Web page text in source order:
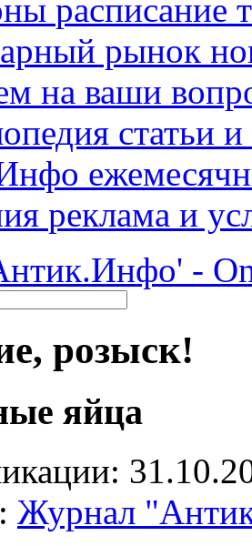
расписание
рынок
на ваши
статьи
реклама и
-
розыск!
яйца
Журнал